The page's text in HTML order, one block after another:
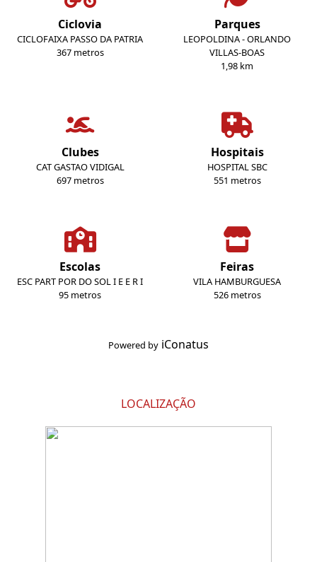
Ciclovia
CICLOFAIXA PASSO DA PATRIA
367 metros
Parques
LEOPOLDINA - ORLANDO
VILLAS-BOAS
1,98 km
Clubes
CAT GASTAO VIDIGAL
697 metros
Hospitais
HOSPITAL SBC
551 metros
Escolas
ESC PART POR DO SOL I E E R I
95 metros
Feiras
VILA HAMBURGUESA
526 metros
Powered by iConatus
LOCALIZAÇÃO